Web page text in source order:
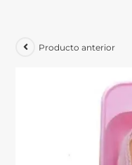
Producto anterior